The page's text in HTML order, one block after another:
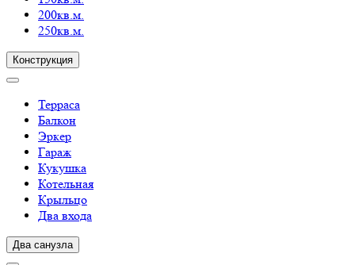
200кв.м.
250кв.м.
Конструкция
Терраса
Балкон
Эркер
Гараж
Кукушка
Котельная
Крыльцо
Два входа
Два санузла